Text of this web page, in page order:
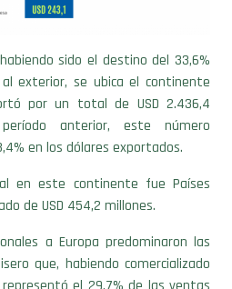
exterior, se ubica el continente
por un total de USD 2.436,4
anterior, este número
en los dólares exportados.
en este continente fue Países
de USD 454,2 millones.
a Europa predominaron las
que, habiendo comercializado
el 29,7% de las ventas